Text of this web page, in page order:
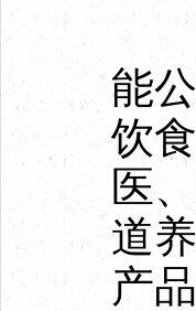
陈
能
饮
医
道
产